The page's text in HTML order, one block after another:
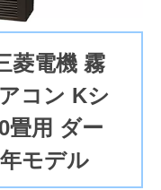
菱電機 霧
コン Kシ
畳用 ダー
モデル